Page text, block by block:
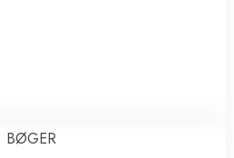
BØGER